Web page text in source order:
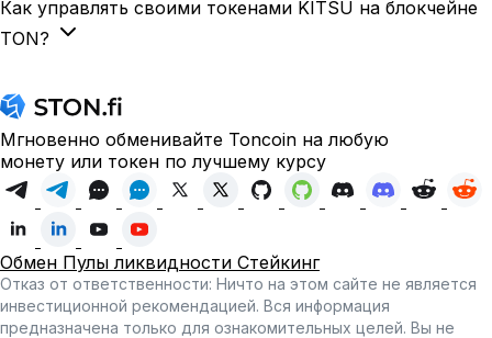
Как управлять своими токенами KITSU на блокчейне
TON?
Мгновенно обменивайте Toncoin на любую
монету или токен по лучшему курсу
Обмен Пулы ликвидности Стейкинг
Отказ от ответственности: Ничто на этом сайте не является
инвестиционной рекомендацией. Вся информация
предназначена только для ознакомительных целей. Вы не